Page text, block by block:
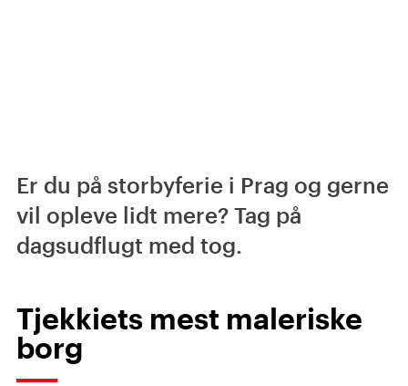
Er du på storbyferie i Prag og gerne
vil opleve lidt mere? Tag på
dagsudflugt med tog.
Tjekkiets mest maleriske
borg